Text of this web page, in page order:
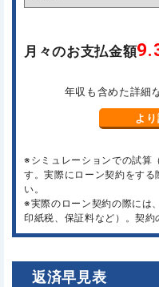
月々のお支払金額
年収も含めた詳細
よ
※シミュレーションでの試算
す。実際にローン契約をす
い。
※実際のローン契約の際には
印紙税、保証料など）。契約
返済早見表